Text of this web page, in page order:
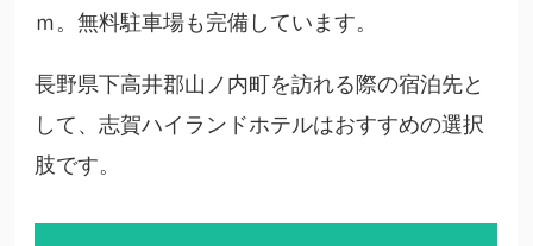
ｍ。無料駐車場も完備しています。
長野県下高井郡山ノ内町を訪れる際の宿泊先と
して、志賀ハイランドホテルはおすすめの選択
肢です。